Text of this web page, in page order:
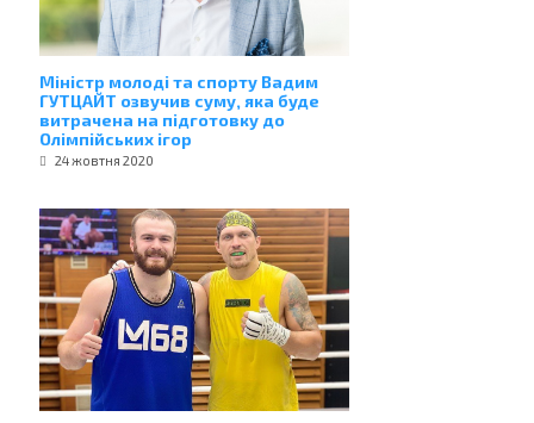
Міністр молоді та спорту Вадим
ГУТЦАЙТ озвучив суму, яка буде
витрачена на підготовку до
Олімпійських ігор
24 жовтня 2020